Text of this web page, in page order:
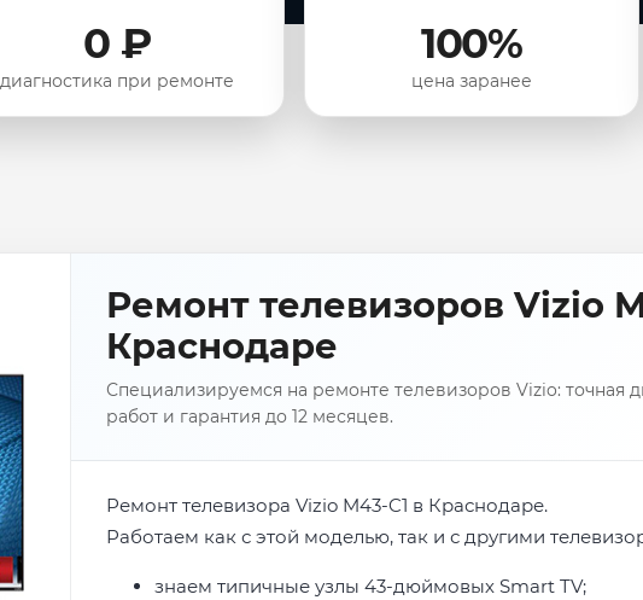
0 ₽
диагностика при ремонте
100%
цена заранее
Ремонт телевизоров Vizio
Краснодаре
Специализируемся на ремонте телевизоров Vizio: точная
работ и гарантия до 12 месяцев.
Ремонт телевизора Vizio M43-C1 в Краснодаре.
Работаем как с этой моделью, так и с другими
знаем типичные узлы 43-дюймовых Smart TV;